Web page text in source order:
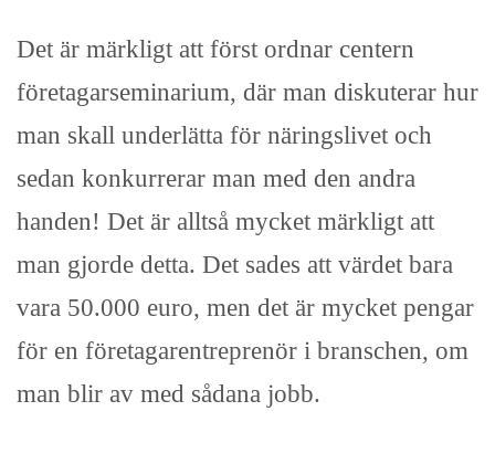
Det är märkligt att först ordnar centern
företagarseminarium, där man diskuterar hur
man skall underlätta för näringslivet och
sedan konkurrerar man med den andra
handen! Det är alltså mycket märkligt att
man gjorde detta. Det sades att värdet bara
vara 50.000 euro, men det är mycket pengar
för en företagarentreprenör i branschen, om
man blir av med sådana jobb.